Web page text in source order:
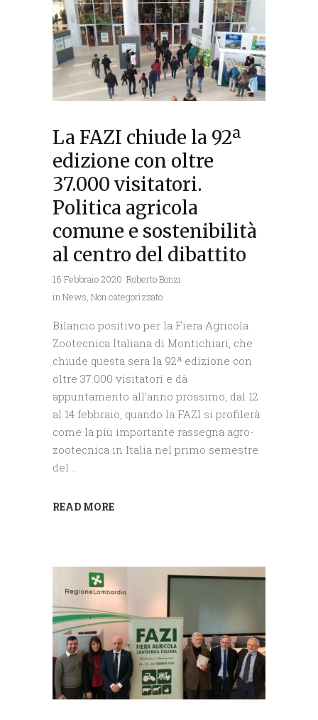
La FAZI chiude la 92ª
edizione con oltre
37.000 visitatori.
Politica agricola
comune e sostenibilità
al centro del dibattito
16 Febbraio 2020 Roberto Bonzi
inNews, Non categorizzato
Bilancio positivo per la Fiera Agricola
Zootecnica Italiana di Montichiari, che
chiude questa sera la 92ª edizione con
oltre 37.000 visitatori e dà
appuntamento all’anno prossimo, dal 12
al 14 febbraio, quando la FAZI si profilerà
come la più importante rassegna agro-
zootecnica in Italia nel primo semestre
del
READ MORE